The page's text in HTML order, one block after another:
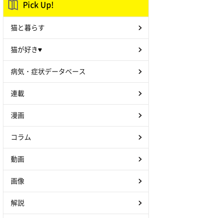
Pick Up!
猫と暮らす
猫が好き♥
病気・症状データベース
連載
漫画
コラム
動画
画像
解説